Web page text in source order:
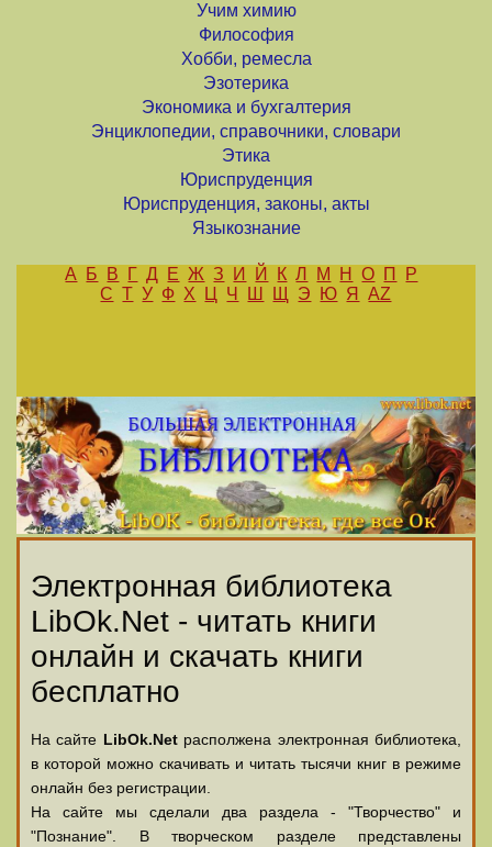
Учим химию
Философия
Хобби, ремесла
Эзотерика
Экономика и бухгалтерия
Энциклопедии, справочники, словари
Этика
Юриспруденция
Юриспруденция, законы, акты
Языкознание
А Б В Г Д Е Ж З И Й К Л М Н О П
Р
С Т У Ф Х Ц Ч Ш Щ Э Ю Я AZ
Электронная библиотека
LibOk.Net - читать книги
онлайн и скачать книги
бесплатно
На сайте LibOk.Netрасполжена электронная библиотека,
в которой можно скачивать и читать тысячи книг в режиме
онлайн без регистрации.
На сайте мы сделали два раздела - "Творчество" и
"Познание". В творческом разделе представлены